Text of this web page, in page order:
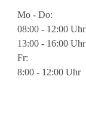
Mo - Do:
08:00 - 12:00 Uhr
13:00 - 16:00 Uhr
Fr:
8:00 - 12:00 Uhr